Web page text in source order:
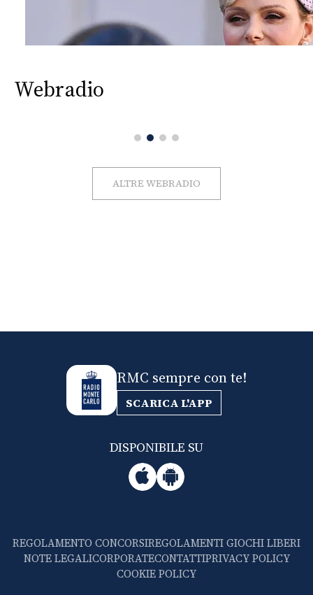
Webradio
ALTRE WEBRADIO
RMC sempre con te!
SCARICA L'APP
DISPONIBILE SU
REGOLAMENTO CONCORSIREGOLAMENTI GIOCHI LIBERI
NOTE LEGALICORPORATECONTATTIPRIVACY POLICY
COOKIE POLICY